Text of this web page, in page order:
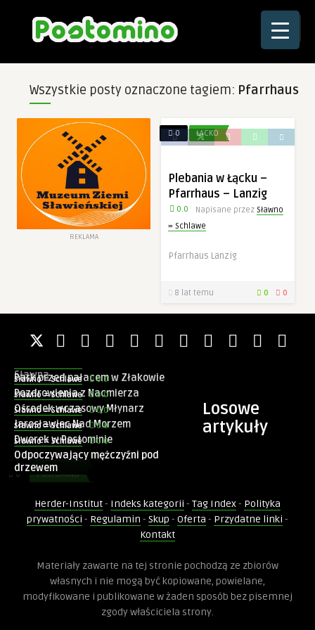
☰
Wszystkie posty oznaczone tagiem: Pfarrhaus
REKLAMA
0 ŁĄCKO
Plebania w Łącku –
Pfarrhaus – Lanzig
0.0 Napisane przez Sławno
= Schlawe
Pfarrhaus Lanzig
8 lat temu 0 0
Losowe
artykuły
0 ŁĄCKO
Sławno = Schlawe 0.0
Karczma w Łącku
0 STANIEWICE
Sławno = Schlawe 0.0
Sławna
0 ZŁAKOWO
Park przed pałacem w Złakowie
0 NAĆMIERZ
Sławno = Schlawe 0.0
Pozdrowienia z Nacmierza
0 JAROSŁAWIEC
Sławno = Schlawe 0.0
Ośrodek wczasowy Młynarz
0 JAROSŁAWIEC
Sławno = Schlawe 0.0
Jarosławiec Nad Morzem
0 POSTOMINO
Sławno = Schlawe 0.0
Dworek w Postominie
Sławno = Schlawe 0.0
Odpoczywający mężczyźni pod
drzewem
JAROSŁAWIEC
Sławno = Schlawe
Widok z ulicy wiejskie
Herder-Institut- Indeks kategorii - Tag Index- Polityka
prywatności - Regulamin - Skup - Oferta - Przydatne linki -
Kontakt
Materiały zawarte na tej stronie pochodzą ze zbiorów
własnych i nie mogą być kopiowane, powielane,
modyfikowane i publikowane w żaden sposób bez pisemnej
zgody właściciela strony.
Konieczne
Te pliki cookie
opcjonalne. Są
one potrzebne
do
funkcjonowania
strony
internetowej.
Statystyka
Abyśmy mogli
poprawić
funkcjonalność
i strukturę
tego, jak
strona jest
używana.